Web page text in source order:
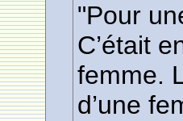
"Pour
C’était
femme.
d’une